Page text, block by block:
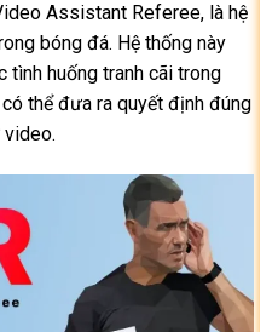
Assistant Referee, là hệ
bóng đá. Hệ thống này
huống tranh cãi trong
thể đưa ra quyết định đúng